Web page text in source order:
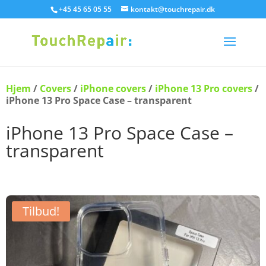
+45 45 65 05 55 kontakt@touchrepair.dk
Hjem / Covers/ iPhone covers/ iPhone 13 Pro covers/
iPhone 13 Pro Space Case – transparent
iPhone 13 Pro Space Case –
transparent
Tilbud!